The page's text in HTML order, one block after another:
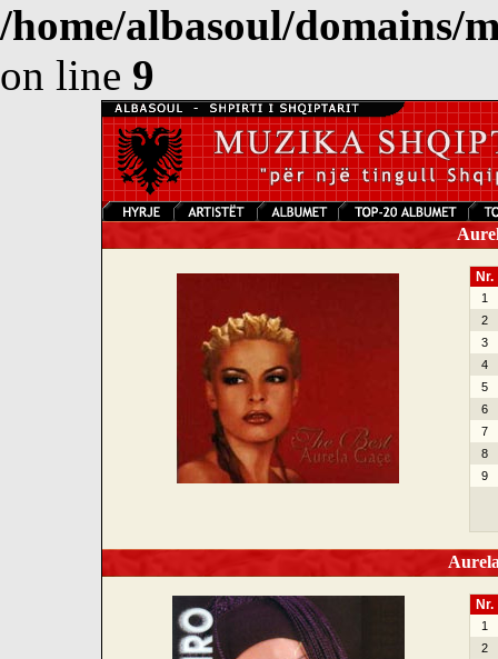
/home/albasoul/domains/
on line 9
Nr.
1
2
3
4
5
6
7
8
9
Nr.
1
2